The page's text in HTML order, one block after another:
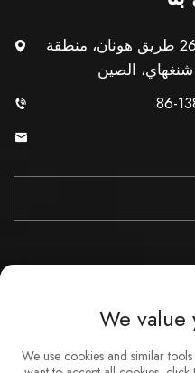
الغرفة 101، رقم 2، الشارع 2655 طريق هونان، منطقة
شنغهاي، الصين
حقوق النشر © شركة شنغهاي Xunzhong للصناعة المحدودة. جميع
We value
We use cookies and similar